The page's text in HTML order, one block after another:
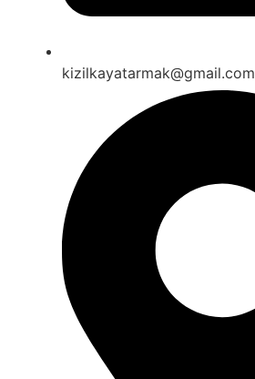
kizilkayatarmak@gmail.com